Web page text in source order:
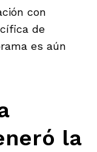
con
de
es aún
la